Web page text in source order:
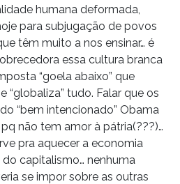
humana deformada,
para subjugação de povos
têm muito a nos ensinar… é
essa cultura branca
“goela abaixo” que
“globaliza” tudo. Falar que os
“bem intencionado” Obama
não tem amor à pátria(???)…
pra aquecer a economia
capitalismo… nenhuma
se impor sobre as outras